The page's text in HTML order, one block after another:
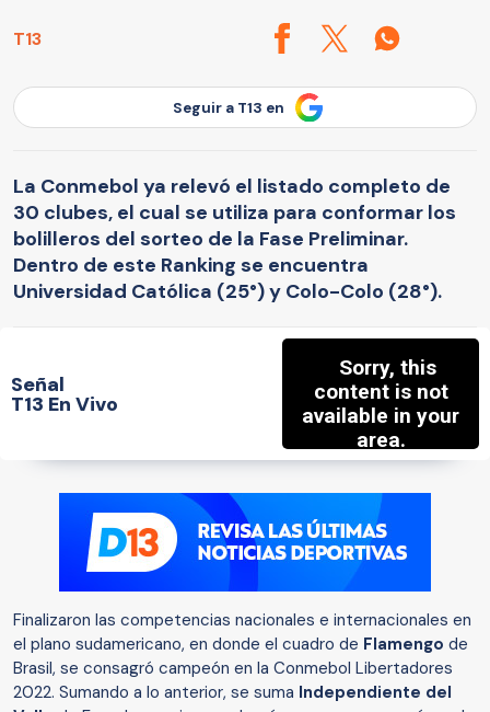
T13
Seguir a T13 en
La Conmebol ya relevó el listado completo de
30 clubes, el cual se utiliza para conformar los
bolilleros del sorteo de la Fase Preliminar.
Dentro de este Ranking se encuentra
Universidad Católica (25°) y Colo-Colo (28°).
Señal
T13 En Vivo
Finalizaron las competencias nacionales e internacionales en
el plano sudamericano, en donde el cuadro de Flamengo de
Brasil, se consagró campeón en la Conmebol Libertadores
2022. Sumando a lo anterior, se suma Independiente del